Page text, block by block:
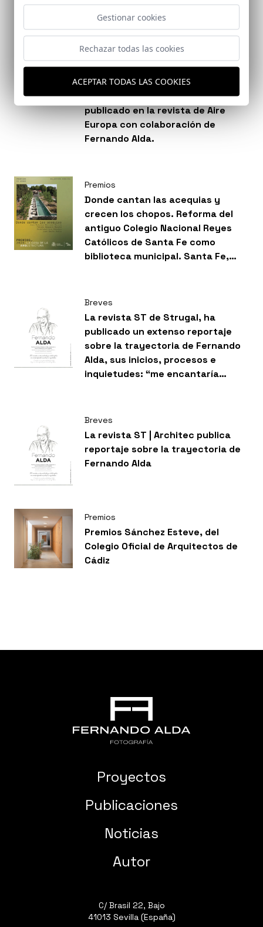
Viviendas en Armilla - Martínez y Muñoz Arquitectura
Breves
Nuevos iconos para el S.XXI.
Articulo de Pacho G. Castilla,
publicado en la revista de Aire
Europa con colaboración de
Fernando Alda.
Premios
Donde cantan las acequias y
crecen los chopos. Reforma del
antiguo Colegio Nacional Reyes
Católicos de Santa Fe como
biblioteca municipal. Santa Fe,
en los Premios de La Casa de la
Arquitectura.
Breves
La revista ST de Strugal, ha
publicado un extenso reportaje
sobre la trayectoria de Fernando
Alda, sus inicios, procesos e
inquietudes: “me encantaría
cierta poética. Ese es el reto”.
Breves
La revista ST | Architec publica
reportaje sobre la trayectoria de
Fernando Alda
Premios
Premios Sánchez Esteve, del
Colegio Oficial de Arquitectos de
Cádiz
Proyectos
Publicaciones
Noticias
Autor
C/ Brasil 22, Bajo
41013 Sevilla (España)
Gestionar cookies
Rechazar todas las cookies
ACEPTAR TODAS LAS COOKIES